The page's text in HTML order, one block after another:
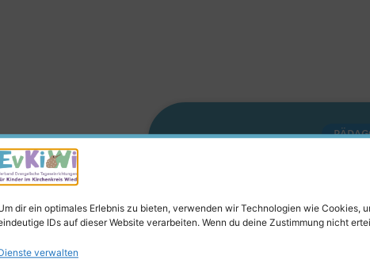
dir ein optimales Erlebnis zu bieten, verwenden wir Technologien wie
IDs auf dieser Website verarbeiten. Wenn du deine Zustimmung nicht
verwalten
Neuwied –